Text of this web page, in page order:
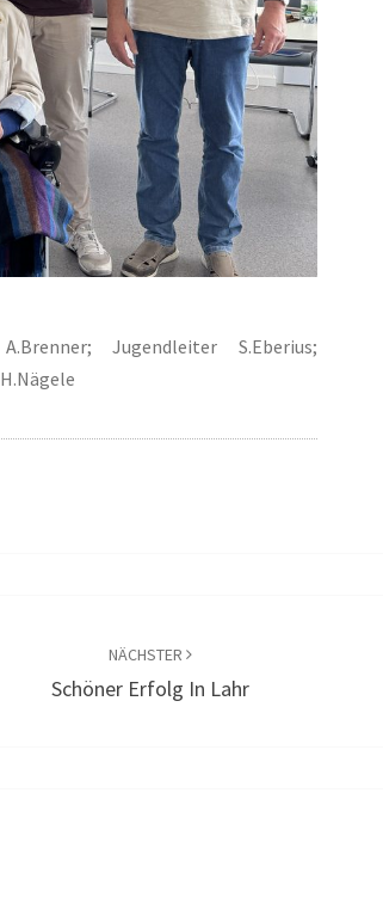
Jugendleiter S.Eberius;
NÄCHSTER
Schöner Erfolg In Lahr